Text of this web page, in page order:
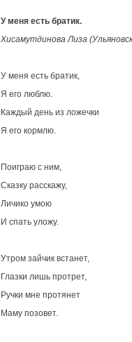
У меня есть братик.
Хисамутдинова Лиза
У меня есть братик,
Я его люблю.
Каждый день из ложечки
Я его кормлю.
Поиграю с ним,
Сказку расскажу,
Личико умою
И спать уложу.
Утром зайчик встанет,
Глазки лишь протрет,
Ручки мне протянет
Маму позовет.